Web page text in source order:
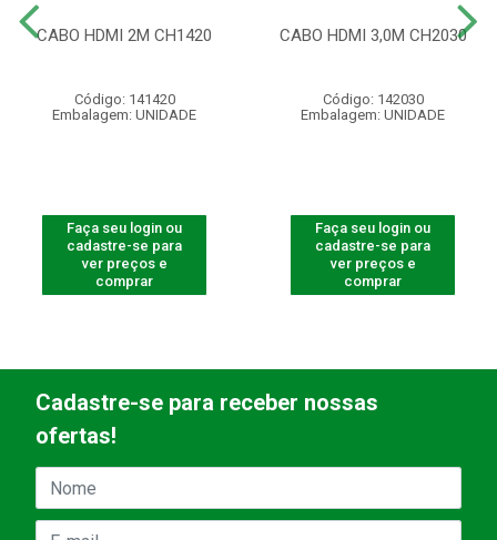
CABO HDMI 2M CH1420
Código: 141420
Embalagem: UNIDADE
Faça seu login ou
cadastre-se para
ver preços e
comprar
CABO HDMI 3,0M CH2030
Código: 142030
Embalagem: UNIDADE
Faça seu login ou
cadastre-se para
ver preços e
comprar
Cadastre-se para receber nossas
ofertas!